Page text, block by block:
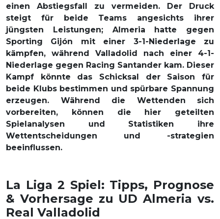
einen Abstiegsfall zu vermeiden. Der Druck
steigt für beide Teams angesichts ihrer
jüngsten Leistungen; Almeria hatte gegen
Sporting Gijón mit einer 3-1-Niederlage zu
kämpfen, während Valladolid nach einer 4-1-
Niederlage gegen Racing Santander kam. Dieser
Kampf könnte das Schicksal der Saison für
beide Klubs bestimmen und spürbare Spannung
erzeugen. Während die Wettenden sich
vorbereiten, können die hier geteilten
Spielanalysen und Statistiken ihre
Wettentscheidungen und -strategien
beeinflussen.
La Liga 2 Spiel: Tipps, Prognose
& Vorhersage zu UD Almeria vs.
Real Valladolid